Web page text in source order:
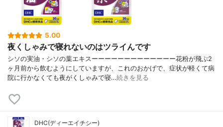
5.00
夜くしゃみで寝れないのはツライんです
シソの実油・シソの葉エキスーーーーーーーーーーーーー花粉が飛ぶ2
ヶ月前から飲むようにしていますが、これのおかげで、症状が軽くて病
院に行かなくても夜がくしゃみで寝…続きを見る
DHC(ディーエイチシー)